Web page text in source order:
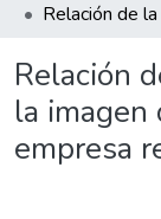
Relación
la imagen
empresa